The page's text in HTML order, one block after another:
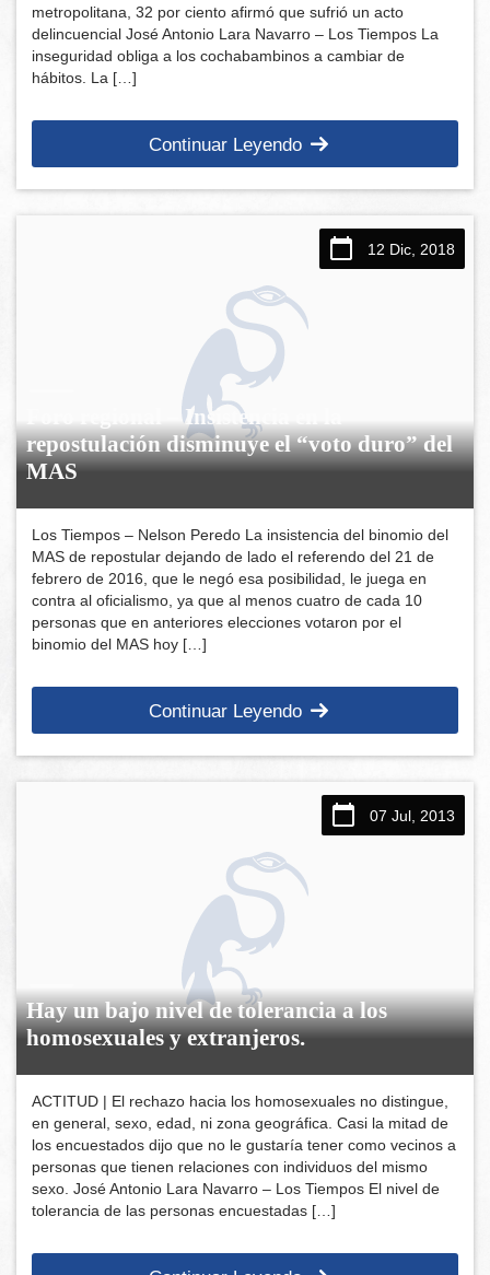
metropolitana, 32 por ciento afirmó que sufrió un acto
delincuencial José Antonio Lara Navarro – Los Tiempos La
inseguridad obliga a los cochabambinos a cambiar de
hábitos. La […]
Continuar Leyendo
12 Dic, 2018
Foro regional – Insistencia en la
repostulación disminuye el “voto duro” del
MAS
Los Tiempos – Nelson Peredo La insistencia del binomio del
MAS de repostular dejando de lado el referendo del 21 de
febrero de 2016, que le negó esa posibilidad, le juega en
contra al oficialismo, ya que al menos cuatro de cada 10
personas que en anteriores elecciones votaron por el
binomio del MAS hoy […]
Continuar Leyendo
07 Jul, 2013
Hay un bajo nivel de tolerancia a los
homosexuales y extranjeros.
ACTITUD | El rechazo hacia los homosexuales no distingue,
en general, sexo, edad, ni zona geográfica. Casi la mitad de
los encuestados dijo que no le gustaría tener como vecinos a
personas que tienen relaciones con individuos del mismo
sexo. José Antonio Lara Navarro – Los Tiempos El nivel de
tolerancia de las personas encuestadas […]